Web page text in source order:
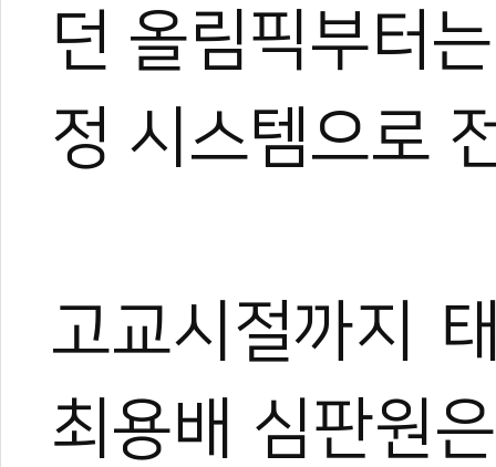
던 올림픽부터
정 시스템으로
고교시절까지
최용배 심판원